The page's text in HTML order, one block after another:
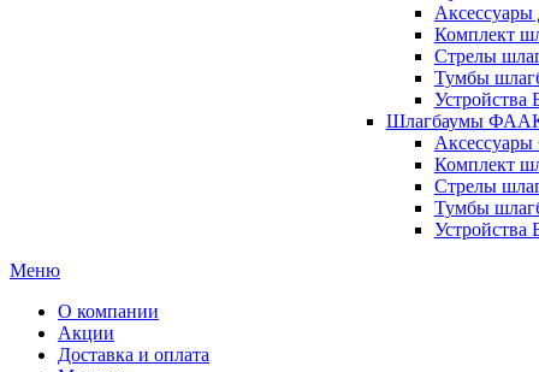
Комплект
Стрелы
Тумбы
Устройства
Шлагбаумы ФААК
Комплект
Стрелы
Тумбы
Меню
О компании
Акции
Доставка и оплата